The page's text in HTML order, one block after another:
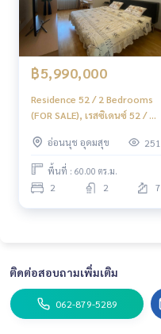
฿5,990,000
Residence 52 / 2 Bedrooms
(FOR SALE), เรสซิเดนซ์ 52 / 2
อ่อนนุช อุดมสุข
251
พื้นที่ : 60.00 ตร.ม.
2 2 7
ติดต่อสอบถามเพิ่มเติม
062-879-5289